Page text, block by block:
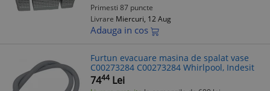
Primesti 87 puncte
Livrare Miercuri, 12 Aug
Adauga in cos
Furtun evacuare masina de spalat vase
C00273284 C00273284 Whirlpool, Indesit
7444 Lei